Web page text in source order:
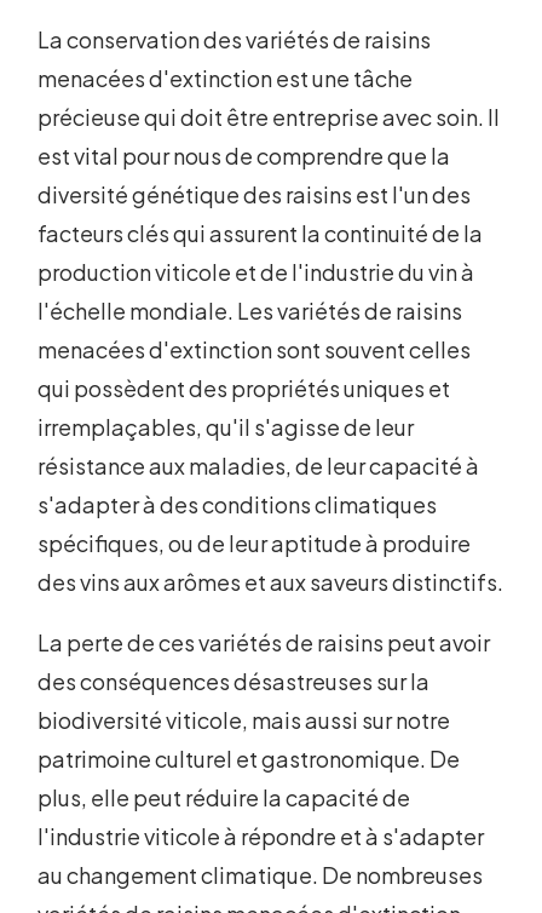
La conservation des variétés de raisins
menacées d'extinction est une tâche
précieuse qui doit être entreprise avec soin. Il
est vital pour nous de comprendre que la
diversité génétique des raisins est l'un des
facteurs clés qui assurent la continuité de la
production viticole et de l'industrie du vin à
l'échelle mondiale. Les variétés de raisins
menacées d'extinction sont souvent celles
qui possèdent des propriétés uniques et
irremplaçables, qu'il s'agisse de leur
résistance aux maladies, de leur capacité à
s'adapter à des conditions climatiques
spécifiques, ou de leur aptitude à produire
des vins aux arômes et aux saveurs distinctifs.
La perte de ces variétés de raisins peut avoir
des conséquences désastreuses sur la
biodiversité viticole, mais aussi sur notre
patrimoine culturel et gastronomique. De
plus, elle peut réduire la capacité de
l'industrie viticole à répondre et à s'adapter
au changement climatique. De nombreuses